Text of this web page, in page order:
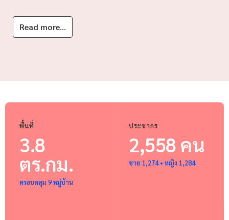
Read more...
พื้นที่
3.8
ตร.กม.
ครอบคลุม 9 หมู่บ้าน
ประชากร
2,558 คน
ชาย 1,274 • หญิง 1,284